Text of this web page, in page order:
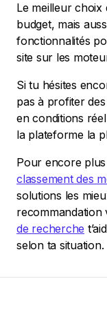
Le meilleur
budget, mais
fonctionnalités
site sur les
Si tu hésites
pas à profiter
en conditions
la plateforme la
Pour encore
classement des
solutions les
recommandation
de recherche
selon ta situation.